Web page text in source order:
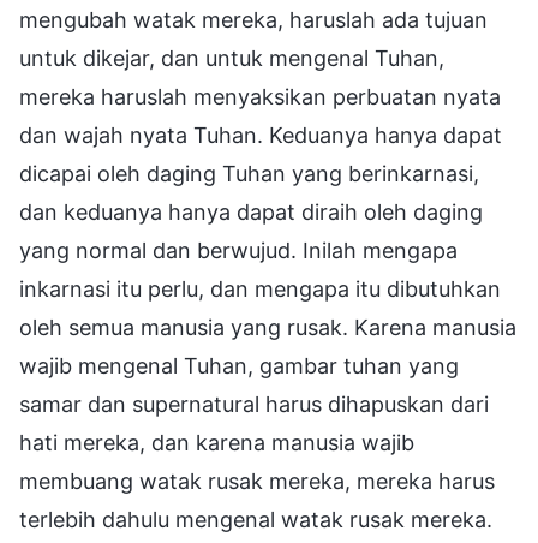
mengubah watak mereka, haruslah ada tujuan
untuk dikejar, dan untuk mengenal Tuhan,
mereka haruslah menyaksikan perbuatan nyata
dan wajah nyata Tuhan. Keduanya hanya dapat
dicapai oleh daging Tuhan yang berinkarnasi,
dan keduanya hanya dapat diraih oleh daging
yang normal dan berwujud. Inilah mengapa
inkarnasi itu perlu, dan mengapa itu dibutuhkan
oleh semua manusia yang rusak. Karena manusia
wajib mengenal Tuhan, gambar tuhan yang
samar dan supernatural harus dihapuskan dari
hati mereka, dan karena manusia wajib
membuang watak rusak mereka, mereka harus
terlebih dahulu mengenal watak rusak mereka.